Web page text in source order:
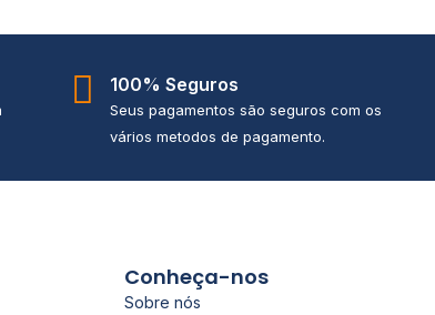
100% Seguros
Seus pagamentos são seguros com os
vários metodos de pagamento.
Conheça-nos
Sobre nós